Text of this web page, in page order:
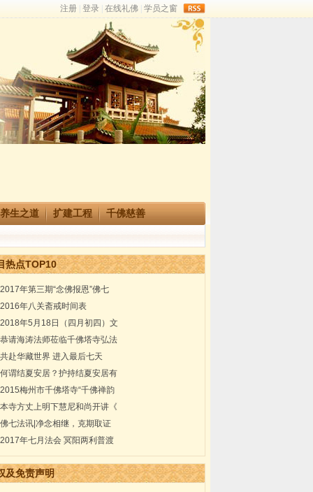
养生之道 扩建工程 千佛慈善
热点TOP10
2017年第三期“念佛报恩”佛七
2016年八关斋戒时间表
2018年5月18日（四月初四）文
恭请海涛法师莅临千佛塔寺弘法
共赴华藏世界 进入最后七天
何谓结夏安居？护持结夏安居有
2015梅州市千佛塔寺“千佛禅韵
本寺方丈上明下慧尼和尚开讲《
佛七法讯|净念相继，克期取证
2017年七月法会 冥阳两利普渡
及免责声明